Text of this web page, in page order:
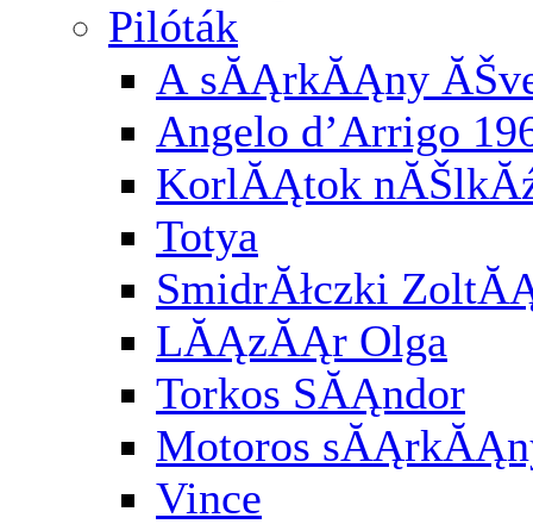
Pilóták
A sĂĄrkĂĄny
Angelo d’Arrigo
KorlĂĄtok
Totya
SmidrĂłczki
LĂĄzĂĄr Olga
Torkos SĂĄndor
Motoros
Vince